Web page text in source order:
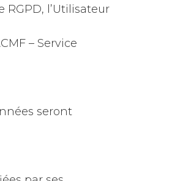
l’Utilisateur
– Service
seront